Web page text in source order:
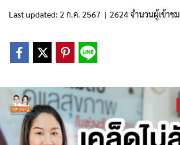
Last updated: 2 ก.ค. 2567 | 2624 จำนวนผู้เข้าชม